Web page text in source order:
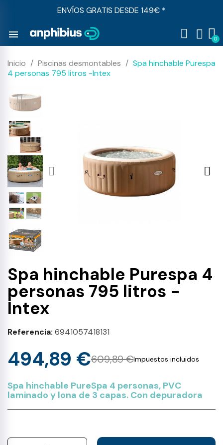
ENVÍOS GRATIS DESDE 149€ *
menu
Inicio Piscinas desmontables
Spa hinchable Purespa
4 personas 795 litros -Intex
Spa hinchable Purespa 4
personas 795 litros -
Intex
Referencia 6941057418131
609,89 €
494,89 € Impuestos incluidos
Spa hinchable PureSpa 4 personas, PVC
laminado y lona de 3 capas. Con depuradora